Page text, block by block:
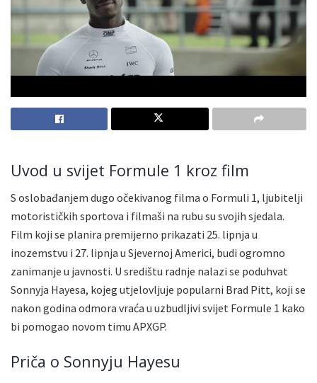
Uvod u svijet Formule 1 kroz film
S oslobađanjem dugo očekivanog filma o Formuli 1, ljubitelji
motorističkih sportova i filmaši na rubu su svojih sjedala.
Film koji se planira premijerno prikazati 25. lipnja u
inozemstvu i 27. lipnja u Sjevernoj Americi, budi ogromno
zanimanje u javnosti. U središtu radnje nalazi se poduhvat
Sonnyja Hayesa, kojeg utjelovljuje popularni Brad Pitt, koji se
nakon godina odmora vraća u uzbudljivi svijet Formule 1 kako
bi pomogao novom timu APXGP.
Priča o Sonnyju Hayesu